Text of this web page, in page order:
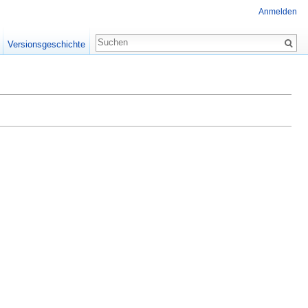
Anmelden
Versionsgeschichte